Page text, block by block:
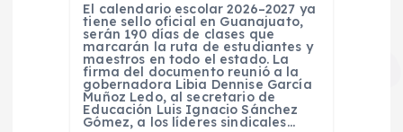
El calendario escolar 2026–2027 ya
tiene sello oficial en Guanajuato,
serán 190 días de clases que
marcarán la ruta de estudiantes y
maestros en todo el estado. La
firma del documento reunió a la
gobernadora Libia Dennise García
Muñoz Ledo, al secretario de
Educación Luis Ignacio Sánchez
Gómez, a los líderes sindicales…